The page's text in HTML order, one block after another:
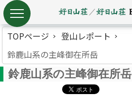
TOPページ
登山レポート
鈴鹿山系の主峰御在所岳
鈴鹿山系の主峰御在所岳